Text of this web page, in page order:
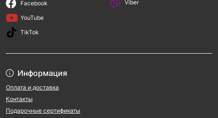
Информация
Оплата и доставка
Контакты
Подарочные сертификаты
Facebook
YouTube
TikTok
Viber